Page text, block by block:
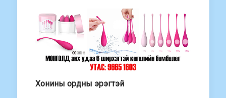
Хонины ордны эрэгтэй